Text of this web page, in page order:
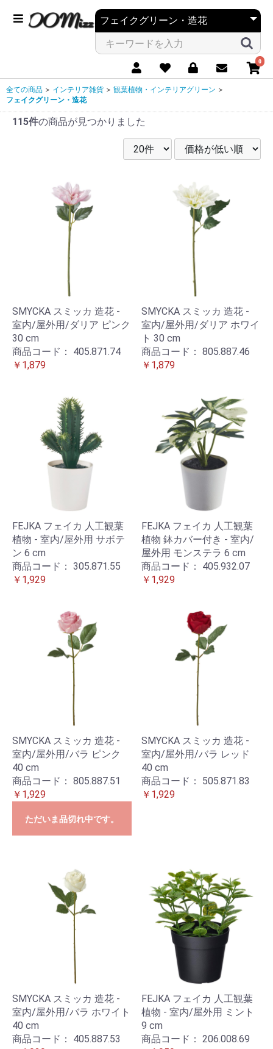
0
全ての商品 ＞ インテリア雑貨 ＞ 観葉植物・インテリアグリーン ＞
フェイクグリーン・造花
115件の商品が見つかりました
SMYCKA スミッカ 造花 -
室内/屋外用/ダリア ピンク
30 cm
商品コード： 405.871.74
￥1,879
SMYCKA スミッカ 造花 -
室内/屋外用/ダリア ホワイ
ト 30 cm
商品コード： 805.887.46
￥1,879
FEJKA フェイカ 人工観葉
植物 - 室内/屋外用 サボテ
ン 6 cm
商品コード： 305.871.55
￥1,929
FEJKA フェイカ 人工観葉
植物 鉢カバー付き - 室内/
屋外用 モンステラ 6 cm
商品コード： 405.932.07
￥1,929
SMYCKA スミッカ 造花 -
室内/屋外用/バラ ピンク
40 cm
商品コード： 805.887.51
￥1,929
ただいま品切れ中です。
SMYCKA スミッカ 造花 -
室内/屋外用/バラ レッド
40 cm
商品コード： 505.871.83
￥1,929
SMYCKA スミッカ 造花 -
室内/屋外用/バラ ホワイト
40 cm
商品コード： 405.887.53
FEJKA フェイカ 人工観葉
植物 - 室内/屋外用 ミント
9 cm
商品コード： 206.008.69